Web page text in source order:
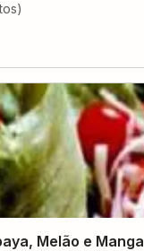
s)
Melão e Manga